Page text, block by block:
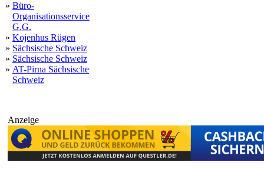
» Büro-
Organisationsservice
G.G.
» Kojenhus Rügen
» Sächsische Schweiz
» Sächsische Schweiz
» AT-Pirna Sächsische
Schweiz
Anzeige